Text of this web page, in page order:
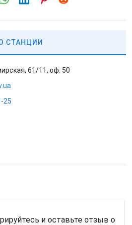
СТАНЦИИ
61/11, оф. 50
25
и оставьте отзыв о